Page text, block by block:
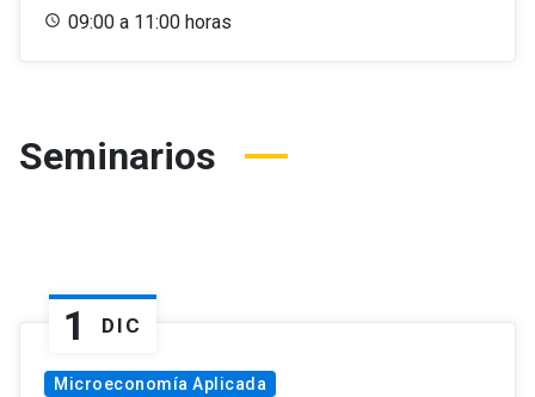
09:00 a 11:00 horas
Seminarios
1 DIC
Microeconomía Aplicada